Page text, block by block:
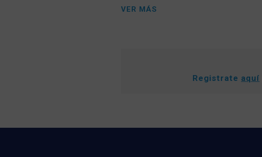
VER MÁS
Registrate aquí